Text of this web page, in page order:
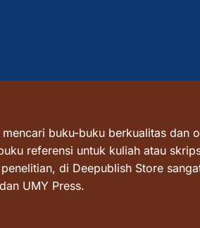
buku-buku berkualitas dan
referensi untuk kuliah atau
di Deepublish Store
UMY Press.